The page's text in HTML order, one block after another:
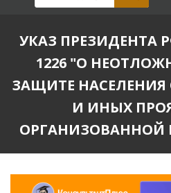
УКАЗ ПРЕЗИДЕНТА
1226 "О
ЗАЩИТЕ
И ИНЫХ
ОРГАНИЗОВАННОЙ